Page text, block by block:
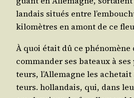
lan­dais situés entre
kilo­mètres en amont de ce
À quoi était dû ce phé­no­mène
com­man­der ses bateaux à
teurs, l’Allemagne les
teurs. hol­lan­dais, qui, dans